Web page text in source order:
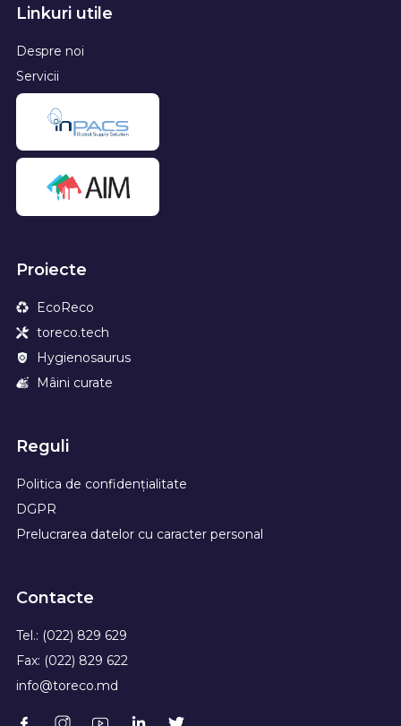
Linkuri utile
Despre noi
Servicii
Proiecte
EcoReco
toreco.tech
Hygienosaurus
Mâini curate
Reguli
Politica de confidențialitate
DGPR
Prelucrarea datelor cu caracter personal
Contacte
Tel.: (022) 829 629
Fax: (022) 829 622
info@toreco.md